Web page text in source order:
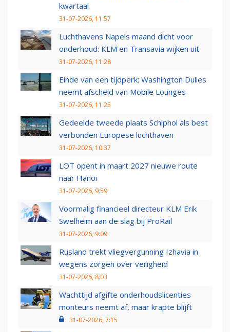
kwartaal
31-07-2026, 11:57
Luchthavens Napels maand dicht voor
onderhoud: KLM en Transavia wijken uit
31-07-2026, 11:28
Einde van een tijdperk: Washington Dulles
neemt afscheid van Mobile Lounges
31-07-2026, 11:25
Gedeelde tweede plaats Schiphol als best
verbonden Europese luchthaven
31-07-2026, 10:37
LOT opent in maart 2027 nieuwe route
naar Hanoi
31-07-2026, 9:59
Voormalig financieel directeur KLM Erik
Swelheim aan de slag bij ProRail
31-07-2026, 9:09
Rusland trekt vliegvergunning Izhavia in
wegens zorgen over veiligheid
31-07-2026, 8:03
Wachttijd afgifte onderhoudslicenties
monteurs neemt af, maar krapte blijft
31-07-2026, 7:15